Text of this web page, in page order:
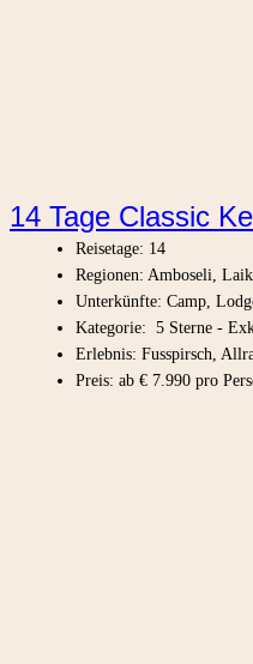
14 Tage Classic
Reisetage: 14
Regionen: Amboseli,
Unterkünfte: Camp,
Kategorie: 5 Sterne -
Erlebnis: Fusspirsch,
Preis: ab € 7.990 pro